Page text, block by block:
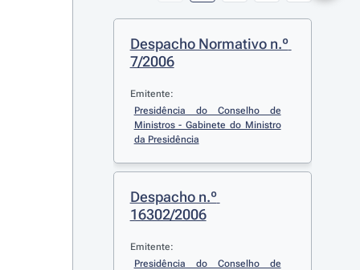
Despacho Normativo n.º
7/2006
Emitente:
Presidência do Conselho de
Ministros - Gabinete do Ministro
da Presidência
Despacho n.º
16302/2006
Emitente:
Presidência do Conselho de